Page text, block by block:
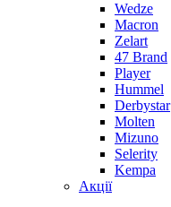
Wedze
Macron
Zelart
47 Brand
Player
Hummel
Derbystar
Molten
Mizuno
Selerity
Kempa
Акції